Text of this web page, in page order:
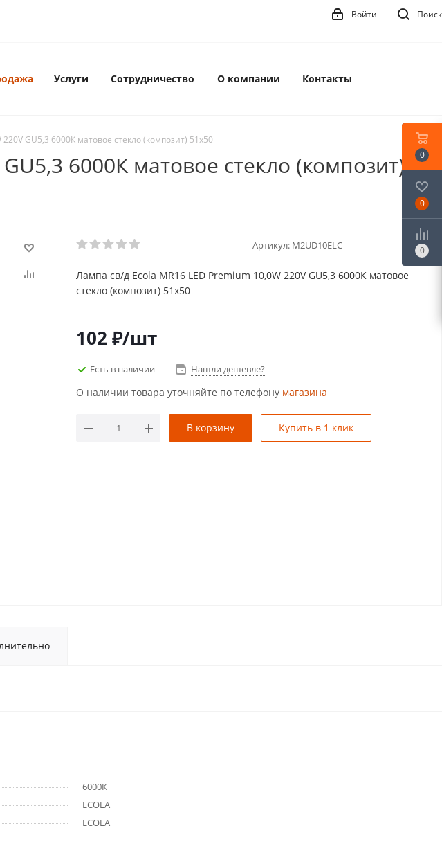
Поиск
Войти
Услуги Сотрудничество О компании Контакты
GU5,3 6000К матовое стекло (композит) 51х50
6000К матовое стекло (композит)
Артикул: M2UD10ELC
Лампа св/д Ecola MR16 LED Premium 10,0W 220V GU5,3 6000К матовое
стекло (композит) 51х50
102 ₽/шт
Есть в наличии Нашли дешевле?
О наличии товара уточняйте по телефону магазина
В корзину Купить в 1 клик
6000К
ECOLA
ECOLA
0
0
0